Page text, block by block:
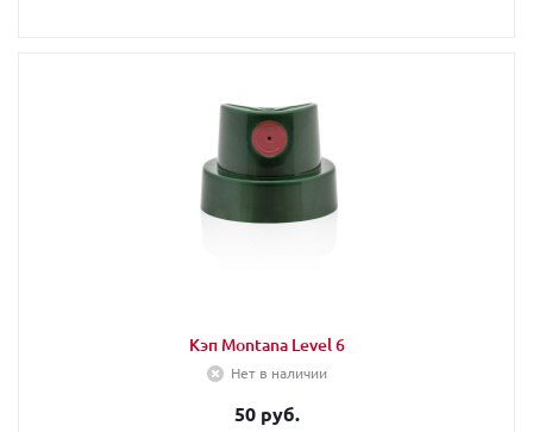
Кэп Montana Level 6
Нет в наличии
50 руб.